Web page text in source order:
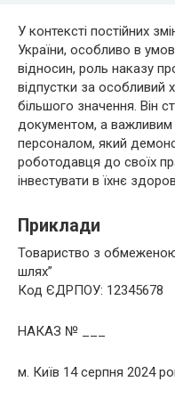
У контексті постійних
України, особливо в
відносин, роль наказу
відпустки за особливий
більшого значення. Він
документом, а важливим
персоналом, який
роботодавця до своїх
інвестувати в їхнє
Приклади
Товариство з обмеженою
шлях”
Код ЄДРПОУ: 12345678
НАКАЗ № ___
м. Київ 14 серпня 2024